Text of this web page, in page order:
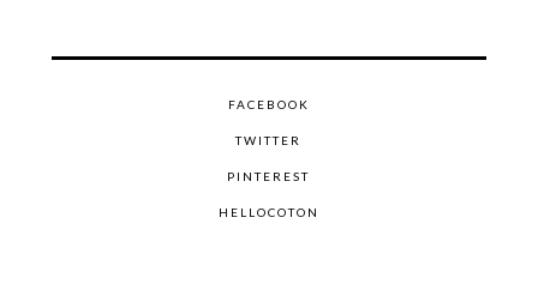
FACEBOOK
TWITTER
PINTEREST
HELLOCOTON